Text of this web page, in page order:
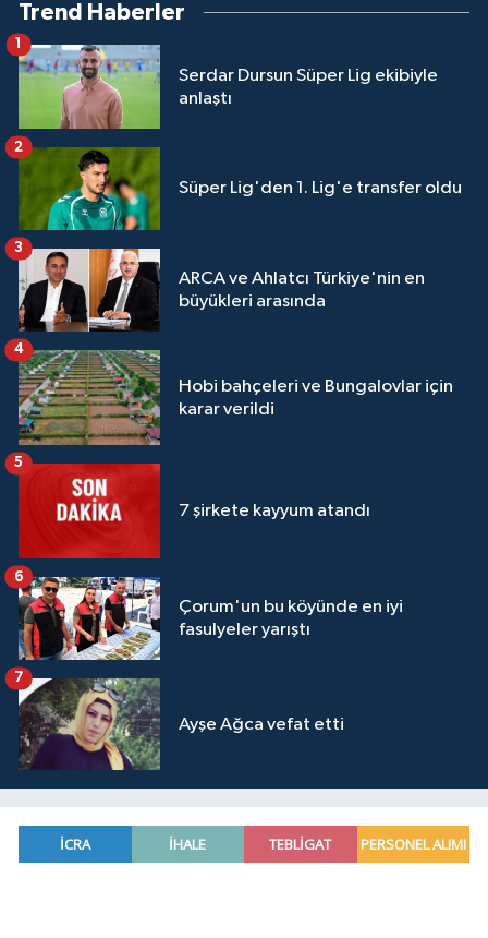
Trend Haberler
Serdar Dursun Süper Lig ekibiyle
anlaştı
Süper Lig'den 1. Lig'e transfer oldu
2
ARCA ve Ahlatcı Türkiye'nin en
büyükleri arasında
3
Hobi bahçeleri ve Bungalovlar için
karar verildi
4
7 şirkete kayyum atandı
5
Çorum'un bu köyünde en iyi
fasulyeler yarıştı
6
Ayşe Ağca vefat etti
7